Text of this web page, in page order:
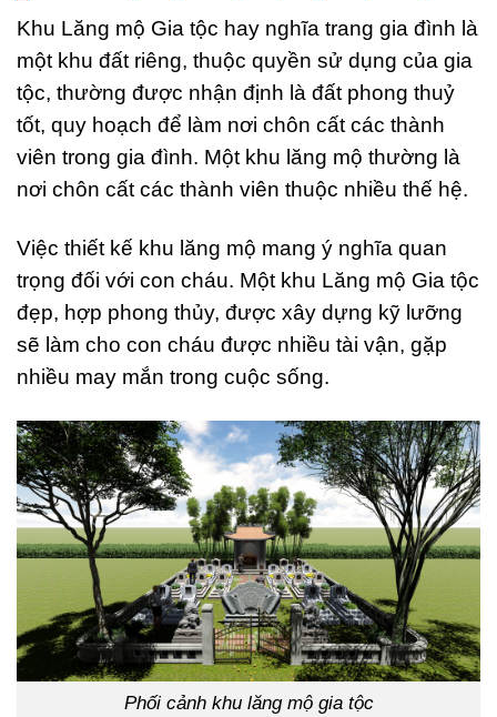
Khu Lăng mộ Gia tộc hay nghĩa trang gia đình là
một khu đất riêng, thuộc quyền sử dụng của gia
tộc, thường được nhận định là đất phong thuỷ
tốt, quy hoạch để làm nơi chôn cất các thành
viên trong gia đình. Một khu lăng mộ thường là
nơi chôn cất các thành viên thuộc nhiều thế hệ.
Việc thiết kế khu lăng mộ mang ý nghĩa quan
trọng đối với con cháu. Một khu Lăng mộ Gia tộc
đẹp, hợp phong thủy, được xây dựng kỹ lưỡng
sẽ làm cho con cháu được nhiều tài vận, gặp
nhiều may mắn trong cuộc sống.
Phối cảnh khu lăng mộ gia tộc